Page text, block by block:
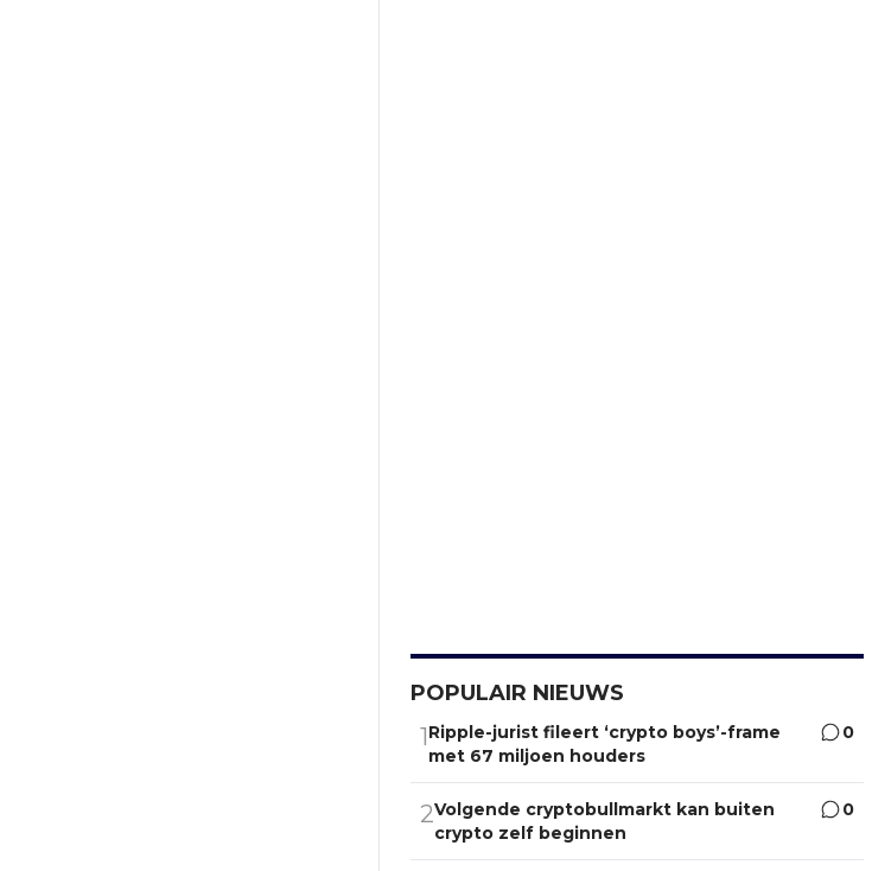
POPULAIR NIEUWS
1Ripple-jurist fileert ‘crypto boys’-frame
met 67 miljoen houders
0
2Volgende cryptobullmarkt kan buiten
crypto zelf beginnen
0